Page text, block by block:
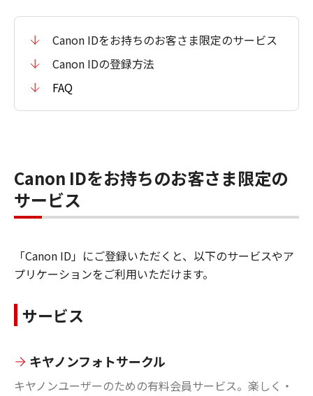
Canon IDをお持ちのお客さま限定のサービス
Canon IDの登録方法
FAQ
Canon IDをお持ちのお客さま限定の
サービス
「Canon ID」にご登録いただくと、以下のサービスやア
プリケーションをご利用いただけます。
サービス
キヤノンフォトサークル
キヤノンユーザーのための有料会員サービス。楽しく・